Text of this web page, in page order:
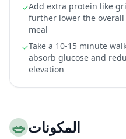
✓Add extra protein like
further lower the
meal
✓Take a 10-15 minute
absorb glucose and
elevation
🥗المكونات